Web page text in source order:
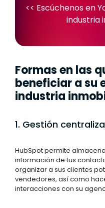
<< Escúchenos en
industria
Formas en las
beneficiar a su
industria
1. Gestión
HubSpot permite
información de tus
organizar a sus clientes
vendedores, así como
interacciones con su